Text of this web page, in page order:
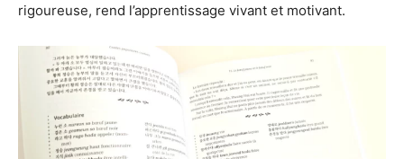
rigoureuse, rend l’apprentissage vivant et motivant.